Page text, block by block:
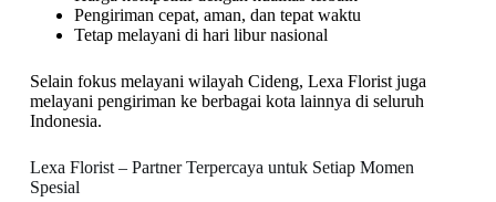
Pengiriman cepat, aman, dan tepat waktu
Tetap melayani di hari libur nasional
Selain fokus melayani wilayah Cideng, Lexa Florist juga
melayani pengiriman ke berbagai kota lainnya di seluruh
Indonesia.
Lexa Florist – Partner Terpercaya untuk Setiap Momen
Spesial